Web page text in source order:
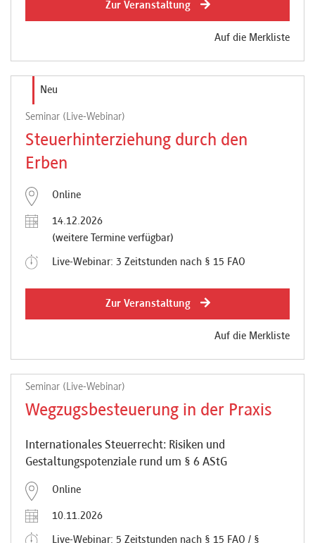
Zur Veranstaltung
Auf die Merkliste
Neu
Seminar (Live-Webinar)
Steuerhinterziehung durch den
Erben
Online
14.12.2026
(weitere Termine verfügbar)
Live-Webinar: 3 Zeitstunden nach § 15 FAO
Zur Veranstaltung
Auf die Merkliste
Seminar (Live-Webinar)
Wegzugsbesteuerung in der Praxis
Internationales Steuerrecht: Risiken und
Gestaltungspotenziale rund um § 6 AStG
Online
10.11.2026
Live-Webinar: 5 Zeitstunden nach § 15 FAO / §